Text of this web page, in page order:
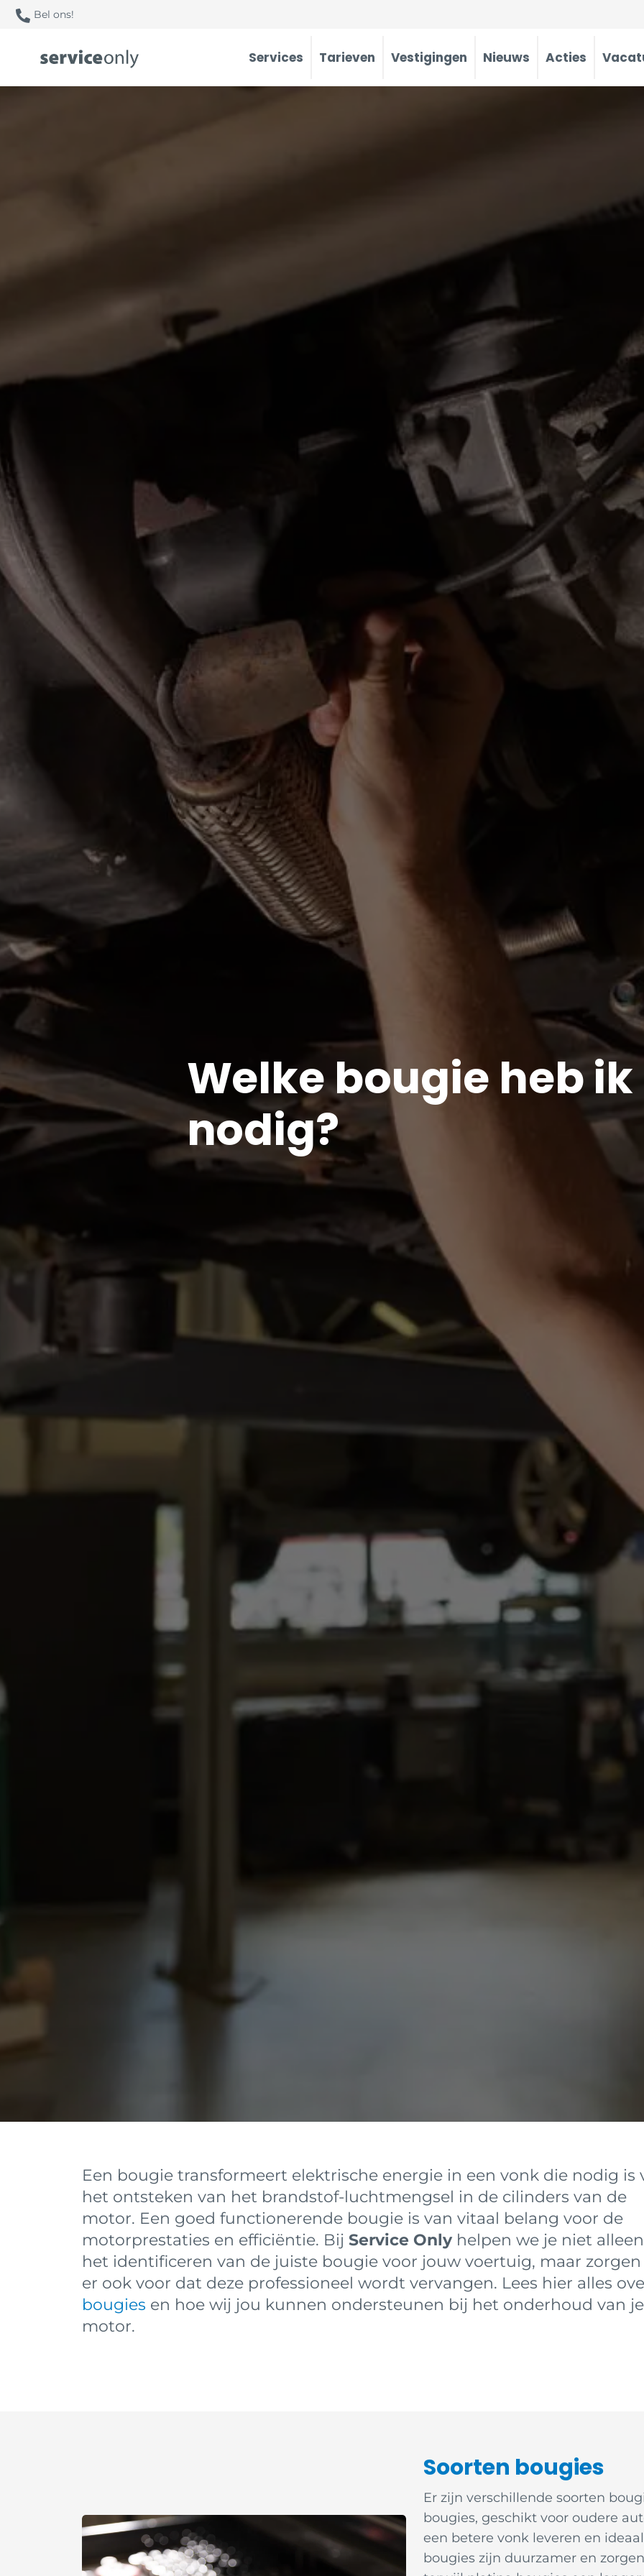
Bel ons!
Services Tarieven Vestigingen Nieuws Acties
Welke bougie heb ik
nodig?
Een bougie transformeert elektrische energie in een vonk die nodig is
het ontsteken van het brandstof-luchtmengsel in de cilinders van de
motor. Een goed functionerende bougie is van vitaal belang voor de
motorprestaties en efficiëntie. Bij Service Only helpen we je niet
het identificeren van de juiste bougie voor jouw voertuig, maar
er ook voor dat deze professioneel wordt vervangen. Lees hier alles
bougies en hoe wij jou kunnen ondersteunen bij het onderhoud van je
motor.
Soorten bougies
Er zijn verschillende soorten
bougies, geschikt voor oudere
een betere vonk leveren en
bougies zijn duurzamer en